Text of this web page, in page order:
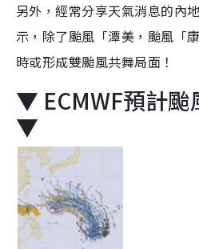
另外，經常分享天氣消息的內
示，除了颱風「潭美，颱風「
時或形成雙颱風共舞局面！
▼ ECMWF預計颱
▼